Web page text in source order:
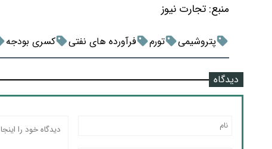
منبع: تجارت نیوز
پتروشیمی تورم فرآورده های نفتی کسری بودجه
دیدگاه